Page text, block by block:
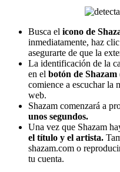
Busca el icono de
inmediatamente, haz
asegurarte de que la
La identificación de la
en el botón de Shazam
comience a escuchar la
web.
Shazam comenzará a
unos segundos.
Una vez que Shazam
el título y el artista.
shazam.com o
tu cuenta.